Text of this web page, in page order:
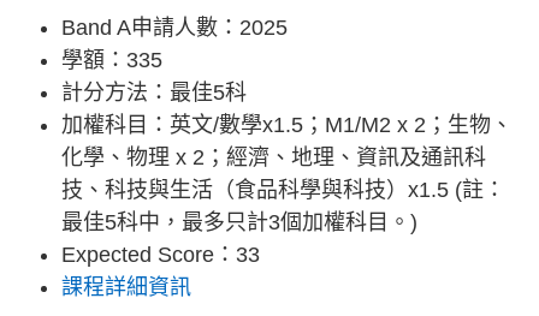
Band A申請人數：2025
學額：335
計分方法：最佳5科
加權科目：英文/數學x1.5；M1/M2 x 2；生物、
化學、物理 x 2；經濟、地理、資訊及通訊科
技、科技與生活（食品科學與科技）x1.5 (註：
最佳5科中，最多只計3個加權科目。)
Expected Score：33
課程詳細資訊